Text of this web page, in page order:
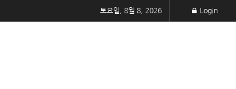
토요일, 8월 8, 2026 Login